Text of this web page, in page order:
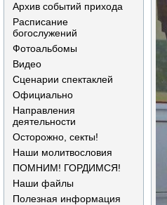
Архив событий прихода
Расписание
богослужений
Фотоальбомы
Видео
Сценарии спектаклей
Официально
Направления
деятельности
Осторожно, секты!
Наши молитвословия
ПОМНИМ! ГОРДИМСЯ!
Наши файлы
Полезная информация